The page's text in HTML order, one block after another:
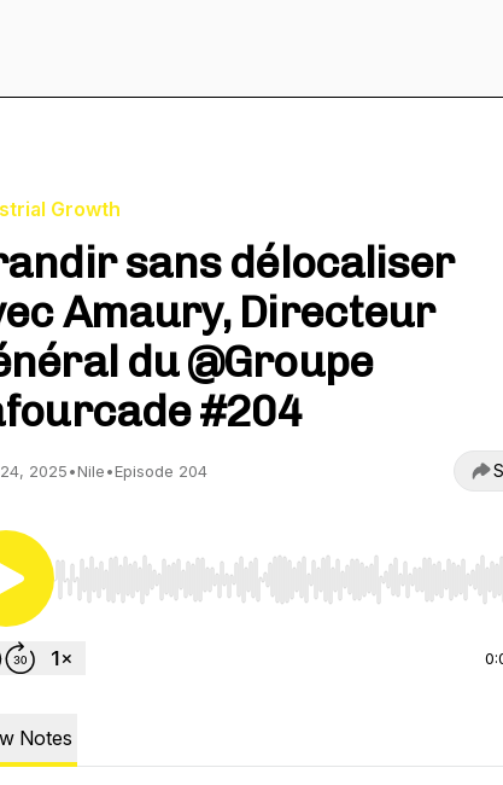
Growth
sans délocaliser
Amaury, Directeur
du @Groupe
#204
2025•Nile•Episode 204
Use Left/Right to seek, Home/End to jump to start
Notes